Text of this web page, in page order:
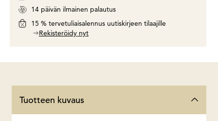
14 päivän ilmainen palautus
15 % tervetuliaisalennus uutiskirjeen tilaajille
Rekisteröidy nyt
Tuotteen kuvaus